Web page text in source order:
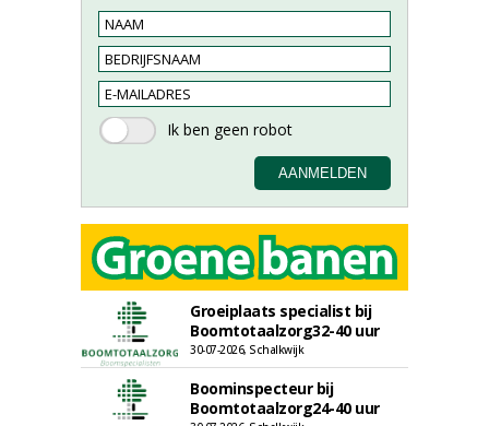
Groeiplaats specialist bij
Boomtotaalzorg32-40 uur
30-07-2026, Schalkwijk
Boominspecteur bij
Boomtotaalzorg24-40 uur